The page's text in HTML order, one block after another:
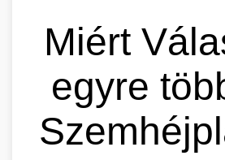
Miért
egyre